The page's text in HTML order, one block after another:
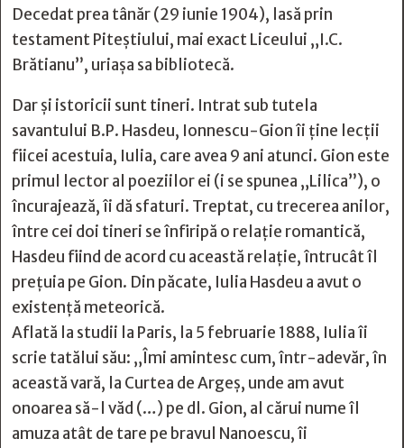
Decedat prea tânăr (29 iunie 1904), lasă prin
testament Piteștiului, mai exact Liceului „I.C.
Brătianu”, uriașa sa bibliotecă.
Dar și istoricii sunt tineri. Intrat sub tutela
savantului B.P. Hasdeu, Ionnescu-Gion îi ține lecții
fiicei acestuia, Iulia, care avea 9 ani atunci. Gion este
primul lector al poeziilor ei (i se spunea „Lilica”), o
încurajează, îi dă sfaturi. Treptat, cu trecerea anilor,
între cei doi tineri se înfiripă o relație romantică,
Hasdeu fiind de acord cu această relație, întrucât îl
prețuia pe Gion. Din păcate, Iulia Hasdeu a avut o
existență meteorică.
Aflată la studii la Paris, la 5 februarie 1888, Iulia îi
scrie tatălui său: „Îmi amintesc cum, într-adevăr, în
această vară, la Curtea de Argeș, unde am avut
onoarea să-l văd (…) pe dl. Gion, al cărui nume îl
amuza atât de tare pe bravul Nanoescu, îi